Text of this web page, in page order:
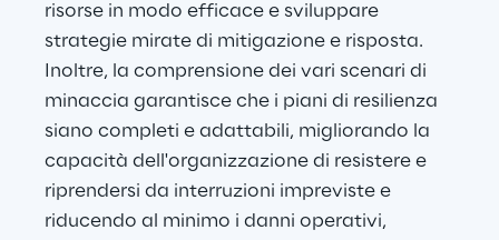
risorse in modo efficace e sviluppare
strategie mirate di mitigazione e risposta.
Inoltre, la comprensione dei vari scenari di
minaccia garantisce che i piani di resilienza
siano completi e adattabili, migliorando la
capacità dell'organizzazione di resistere e
riprendersi da interruzioni impreviste e
riducendo al minimo i danni operativi,